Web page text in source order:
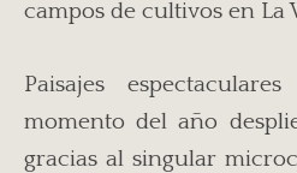
campos de cultivos en La
Paisajes
momento del año
gracias al singular